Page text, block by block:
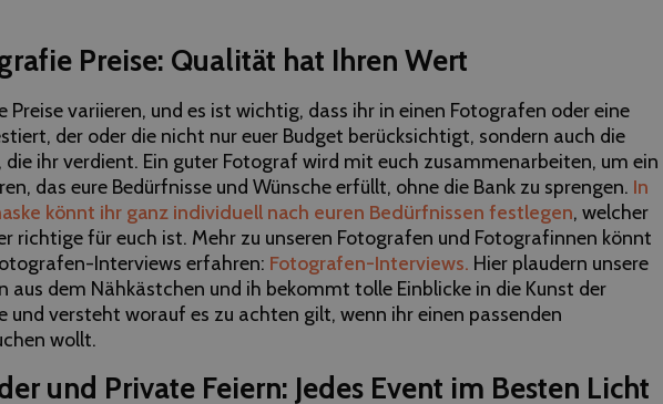
Preise: Qualität hat Ihren Wert
variieren, und es ist wichtig, dass ihr in einen Fotografen oder eine
der oder die nicht nur euer Budget berücksichtigt, sondern auch die
ihr verdient. Ein guter Fotograf wird mit euch zusammenarbeiten, um ein
das eure Bedürfnisse und Wünsche erfüllt, ohne die Bank zu sprengen. In
könnt ihr ganz individuell nach euren Bedürfnissen festlegen, welcher
richtige für euch ist. Mehr zu unseren Fotografen und Fotografinnen könnt
Interviews erfahren: Fotografen-Interviews. Hier plaudern unsere
aus dem Nähkästchen und ih bekommt tolle Einblicke in die Kunst der
und versteht worauf es zu achten gilt, wenn ihr einen passenden
wollt.
und Private Feiern: Jedes Event im Besten Licht